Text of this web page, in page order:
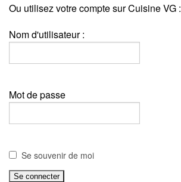
Ou utilisez votre compte sur Cuisine VG :
Nom d'utilisateur :
Mot de passe
Se souvenir de moi